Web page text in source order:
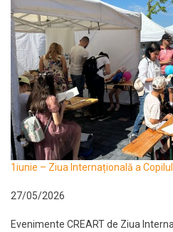
1iunie – Ziua Internațională a
27/05/2026
Evenimente CREART de Ziua